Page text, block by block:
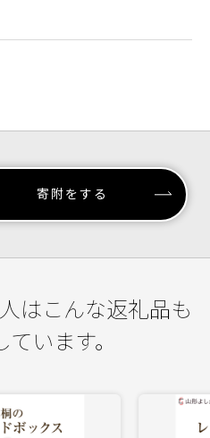
寄附をする
はこんな返礼品も
います。